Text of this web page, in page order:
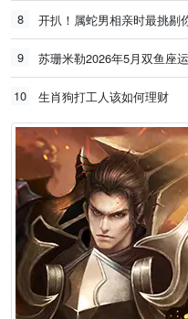
8 开扒！属蛇男相亲时最挑剔
9 苏珊米勒2026年5月双鱼座
10 生肖狗打工人该如何理财